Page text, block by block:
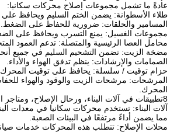
عادةً ما تشمل مجموعات إصلاح محركات سكانيا:
طلاء الأسطوانة: يضمن الختم السليم ويحافظ على
المسامير والحلقات: ضرورية للحفاظ على الضغط.
مجموعات الغسيل: يمنع التسرب ويحافظ على
محامل العصا الرئيسية والمتصلة: تدعم العمود
مضخة الزيت: تضمن التشحيم السليم في جميع
الصمامات والإرشادات: ينظم تدفق الهواء والأداء.
حزام توقيت / سلسلة: يحافظ على توقيت المحرك
المرشحات: مرشحات الزيت والوقود والهواء
المحرك.
8تطبيقات في آلات البناء، ورحال الإصلاح، ومتاجر التجزئة
آلات البناء: تستخدم محركات سكانيا في معدات
مما يضمن أداءً مرتفعًا في البيئات الصعبة.
محلات الإصلاح: تتطلب هذه المحركات خدمات